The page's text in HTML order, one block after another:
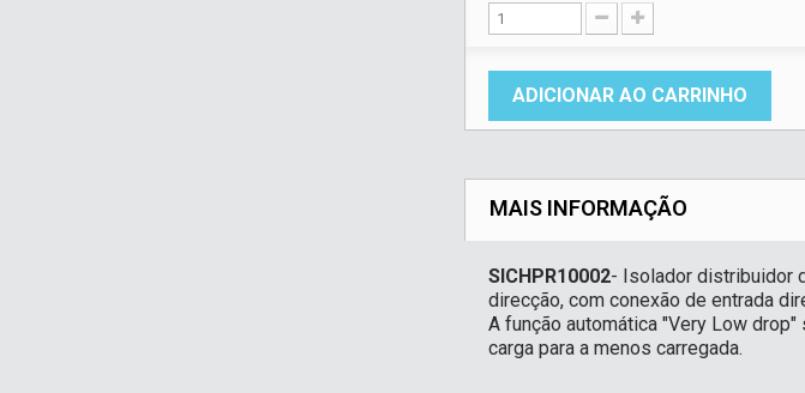
ADICIONAR AO CARRINHO
MAIS INFORMAÇÃO
SICHPR10002- Isolador distribuidor
direcção, com conexão de entrada
A função automática "Very Low
carga para a menos carregada.